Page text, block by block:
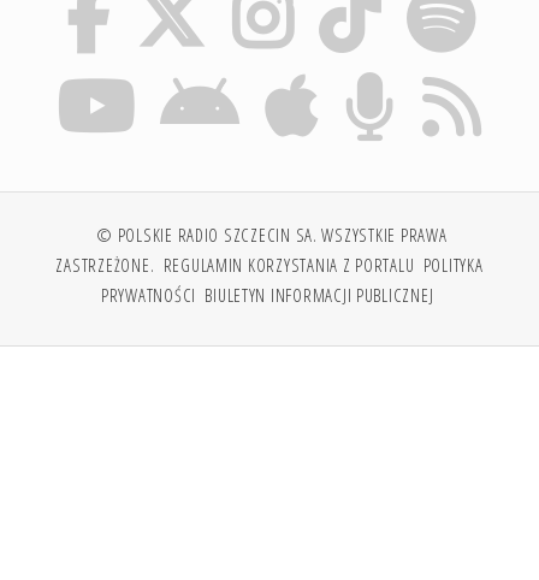
© POLSKIE RADIO SZCZECIN SA. WSZYSTKIE PRAWA
ZASTRZEŻONE. REGULAMIN KORZYSTANIA Z PORTALU POLITYKA
PRYWATNOŚCI BIULETYN INFORMACJI PUBLICZNEJ